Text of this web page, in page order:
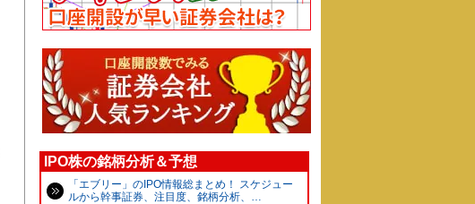
IPO株の銘柄分析＆予想
「エブリー」のIPO情報総まとめ！ スケジュー
ルから幹事証券、注目度、銘柄分析、…